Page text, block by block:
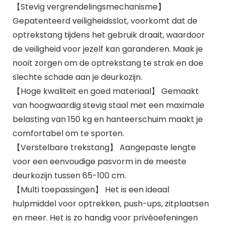
【Stevig vergrendelingsmechanisme】
Gepatenteerd veiligheidsslot, voorkomt dat de
optrekstang tijdens het gebruik draait, waardoor
de veiligheid voor jezelf kan garanderen. Maak je
nooit zorgen om de optrekstang te strak en doe
slechte schade aan je deurkozijn.
【Hoge kwaliteit en goed materiaal】 Gemaakt
van hoogwaardig stevig staal met een maximale
belasting van 150 kg en hanteerschuim maakt je
comfortabel om te sporten.
【Verstelbare trekstang】 Aangepaste lengte
voor een eenvoudige pasvorm in de meeste
deurkozijn tussen 65-100 cm.
【Multi toepassingen】 Het is een ideaal
hulpmiddel voor optrekken, push-ups, zitplaatsen
en meer. Het is zo handig voor privéoefeningen